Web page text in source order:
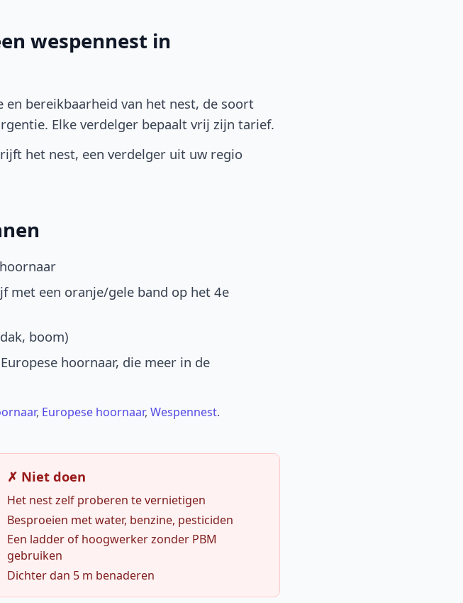
wespennest in
bereikbaarheid van het nest, de soort
Elke verdelger bepaalt vrij zijn tarief.
het nest, een verdelger uit uw regio
met een oranje/gele band op het 4e
boom)
hoornaar, die meer in de
, Europese hoornaar, Wespennest.
✗ Niet doen
Het nest zelf proberen te vernietigen
Besproeien met water, benzine, pesticiden
Een ladder of hoogwerker zonder PBM
gebruiken
Dichter dan 5 m benaderen